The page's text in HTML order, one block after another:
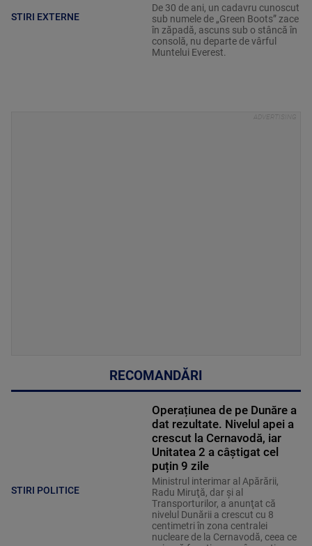
STIRI EXTERNE
De 30 de ani, un cadavru cunoscut
sub numele de „Green Boots” zace
în zăpadă, ascuns sub o stâncă în
consolă, nu departe de vârful
Muntelui Everest.
RECOMANDĂRI
STIRI POLITICE
Operațiunea de pe Dunăre a
dat rezultate. Nivelul apei a
crescut la Cernavodă, iar
Unitatea 2 a câștigat cel
puțin 9 zile
Ministrul interimar al Apărării,
Radu Miruţă, dar şi al
Transporturilor, a anunţat că
nivelul Dunării a crescut cu 8
centimetri în zona centralei
nucleare de la Cernavodă, ceea ce